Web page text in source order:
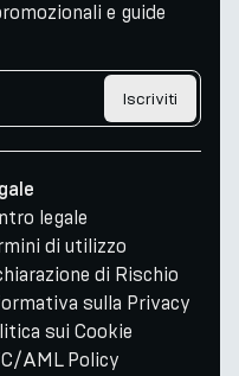
e guide
Iscriviti
legale
di utilizzo
di Rischio
sulla Privacy
sui Cookie
AML Policy